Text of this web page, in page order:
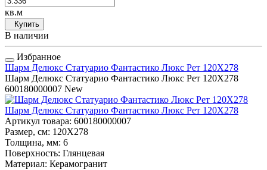
кв.м
Купить
В наличии
Избранное
Шарм Делюкс Статуарио Фантастико Люкс Рет 120Х278
Шарм Делюкс Статуарио Фантастико Люкс Рет 120Х278
600180000007 New
Шарм Делюкс Статуарио Фантастико Люкс Рет 120Х278
Артикул товара: 600180000007
Размер, см: 120Х278
Толщина, мм: 6
Поверхность: Глянцевая
Материал: Керамогранит